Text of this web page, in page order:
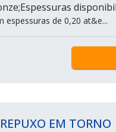
espessuras de 0,20 at&e...
REPUXO EM TORNO